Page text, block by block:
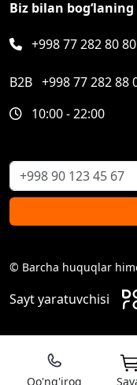
Biz bilan bog‘laning
+998 77 282 80 80
B2B +998 77 282 88
10:00 - 22:00
© Barcha huquqlar
Sayt yaratuvchisi
Qo'ng'iroq